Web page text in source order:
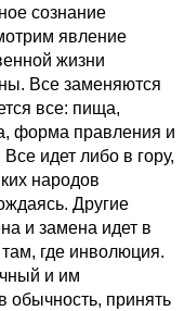
сознание
явление
жизни
Все заменяются
все: пища,
форма правления и
идет либо в гору,
народов
Другие
и замена идет в
где инволюция.
и им
обычность, принять